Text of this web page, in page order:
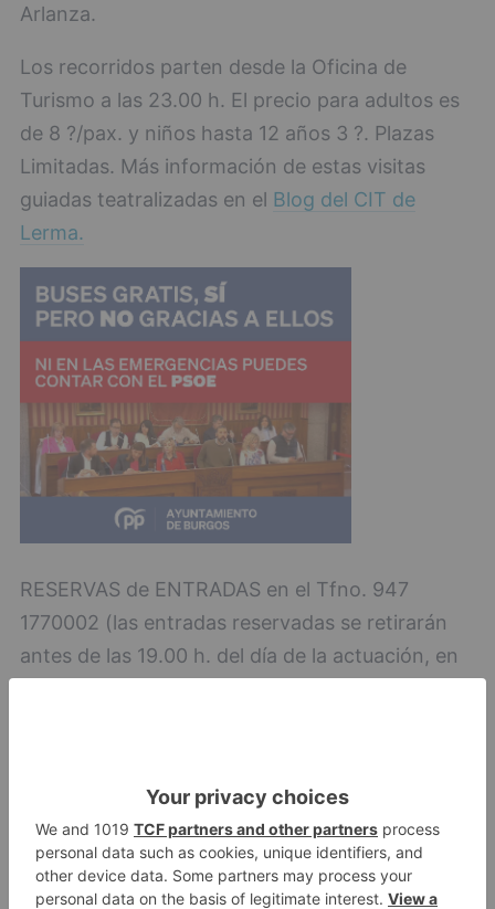
Arlanza.
Los recorridos parten desde la Oficina de
Turismo a las 23.00 h. El precio para adultos es
de 8 ?/pax. y niños hasta 12 años 3 ?. Plazas
Limitadas. Más información de estas visitas
guiadas teatralizadas en el Blog del CIT de
Lerma.
RESERVAS de ENTRADAS en el Tfno. 947
1770002 (las entradas reservadas se retirarán
antes de las 19.00 h. del día de la actuación, en
nocturnas lerma cumplen
LO + VISTO